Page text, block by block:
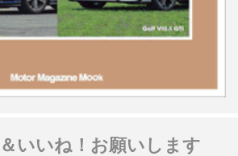
いいね！お願いします